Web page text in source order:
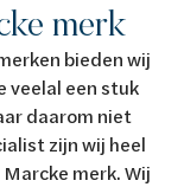
merk
bieden wij
veelal een stuk
daarom niet
zijn wij heel
merk. Wij